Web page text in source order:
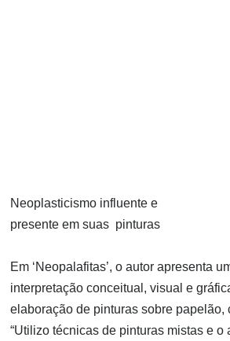
Neoplasticismo influente e
presente em suas pinturas
Em ‘Neopalafitas’, o autor apresenta
interpretação conceitual, visual e
elaboração de pinturas sobre papelão,
“Utilizo técnicas de pinturas mistas e o